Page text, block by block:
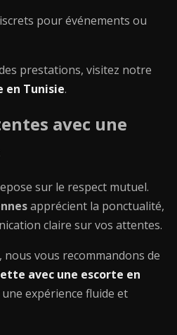
pour événements ou
prestations, visitez notre
en Tunisie.
avec une
sur le respect mutuel.
apprécient la ponctualité,
claire sur vos attentes.
vous recommandons de
avec une escorte en
expérience fluide et